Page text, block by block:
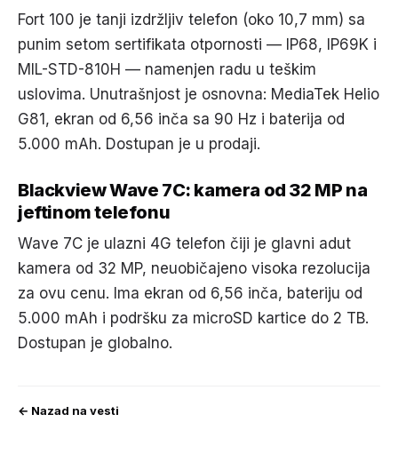
Fort 100 je tanji izdržljiv telefon (oko 10,7 mm) sa
punim setom sertifikata otpornosti — IP68, IP69K i
MIL-STD-810H — namenjen radu u teškim
uslovima. Unutrašnjost je osnovna: MediaTek Helio
G81, ekran od 6,56 inča sa 90 Hz i baterija od
5.000 mAh. Dostupan je u prodaji.
Blackview Wave 7C: kamera od 32 MP na
jeftinom telefonu
Wave 7C je ulazni 4G telefon čiji je glavni adut
kamera od 32 MP, neuobičajeno visoka rezolucija
za ovu cenu. Ima ekran od 6,56 inča, bateriju od
5.000 mAh i podršku za microSD kartice do 2 TB.
Dostupan je globalno.
← Nazad na vesti